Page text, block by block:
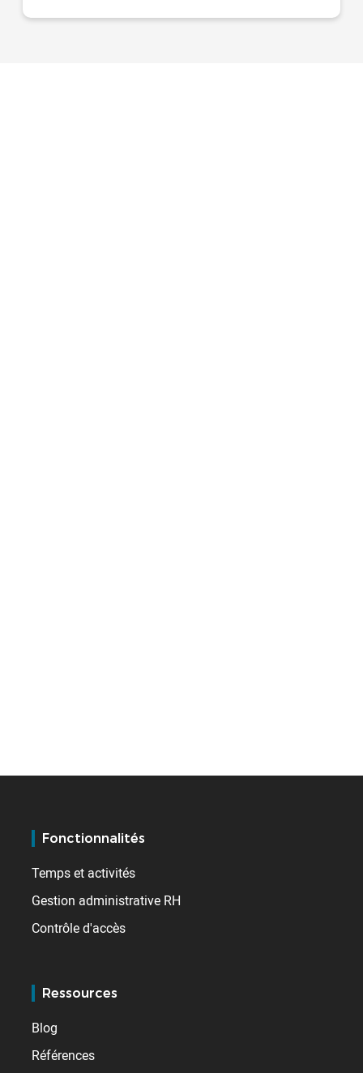
Fonctionnalités
Temps et activités
Gestion administrative RH
Contrôle d'accès
Ressources
Blog
Références